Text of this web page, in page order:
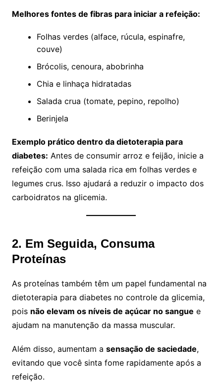
Melhores fontes de fibras para iniciar a refeição:
Folhas verdes (alface, rúcula, espinafre,
couve)
Brócolis, cenoura, abobrinha
Chia e linhaça hidratadas
Salada crua (tomate, pepino, repolho)
Berinjela
Exemplo prático dentro da dietoterapia para
diabetes: Antes de consumir arroz e feijão, inicie a
refeição com uma salada rica em folhas verdes e
legumes crus. Isso ajudará a reduzir o impacto dos
carboidratos na glicemia.
2. Em Seguida, Consuma
Proteínas
As proteínas também têm um papel fundamental na
dietoterapia para diabetes no controle da glicemia,
pois não elevam os níveis de açúcar no sangue e
ajudam na manutenção da massa muscular.
Além disso, aumentam a sensação de saciedade,
evitando que você sinta fome rapidamente após a
refeição.